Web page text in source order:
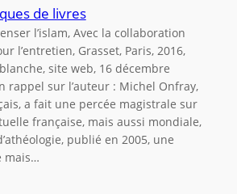
de livres
l’islam, Avec la collaboration
l’entretien, Grasset, Paris, 2016,
site web, 16 décembre
rappel sur l’auteur : Michel Onfray,
a fait une percée magistrale sur
française, mais aussi mondiale,
publié en 2005, une
mais…